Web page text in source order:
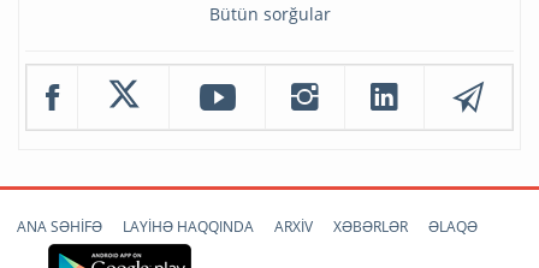
Bütün sorğular
ANA SƏHİFƏ LAYİHƏ HAQQINDA ARXİV XƏBƏRLƏR ƏLAQƏ